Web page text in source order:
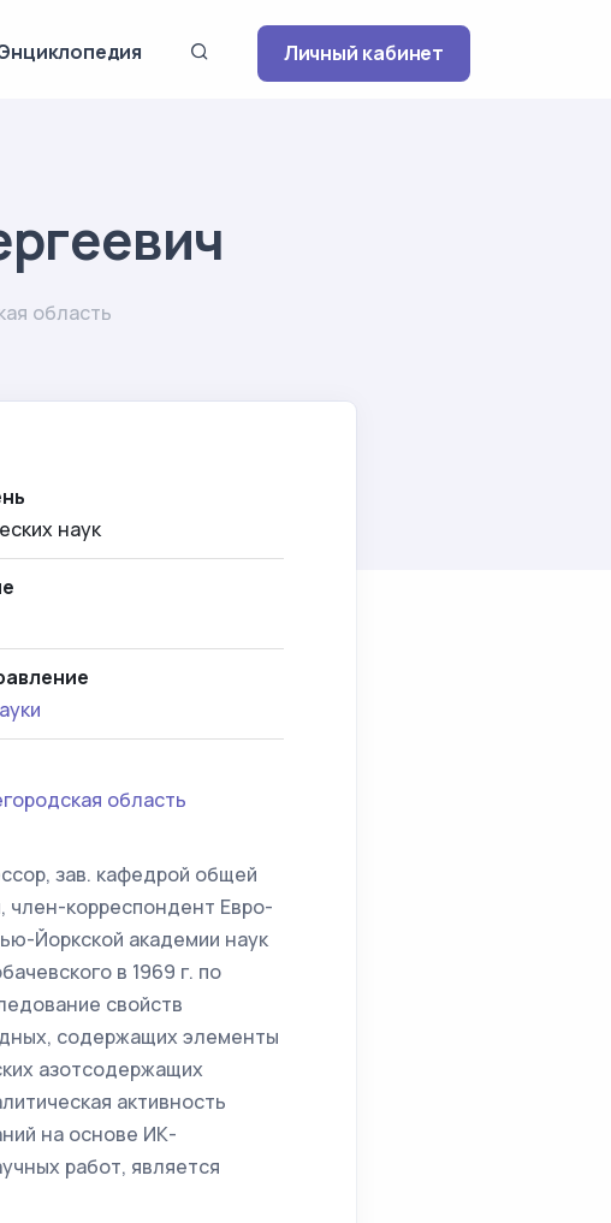
Личный кабинет
область
наук
область
зав. кафедрой общей
член-корреспондент Евро-
Йоркской академии наук
в 1969 г. по
свойств
содержащих элементы
азотсодержащих
активность
на основе ИК-
работ, является